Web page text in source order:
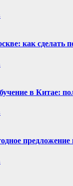
как сделать
в Китае: